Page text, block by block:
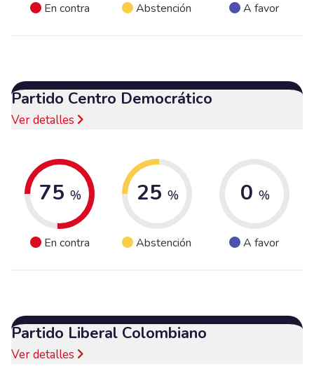
En contra Abstención A favor
Partido Centro Democrático
Ver detalles
75 %
En contra
25 %
Abstención
0 %
A favor
Partido Liberal Colombiano
Ver detalles